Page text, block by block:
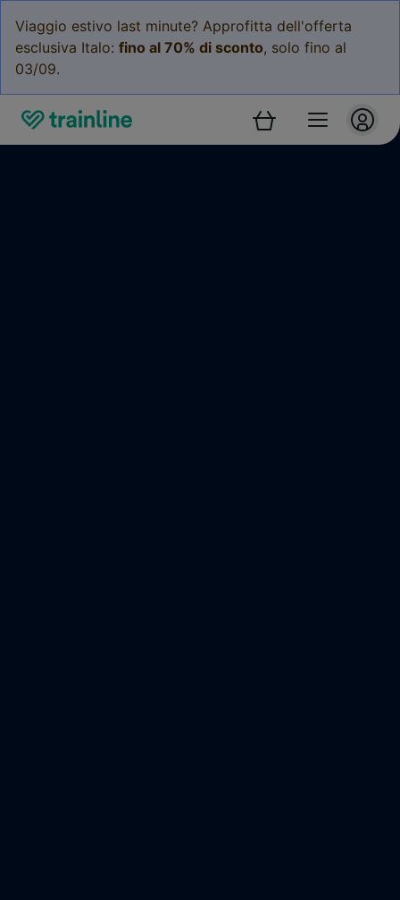
Viaggio estivo last minute? Approfitta dell'offerta
esclusiva Italo: fino al 70% di sconto, solo fino al
03/09.